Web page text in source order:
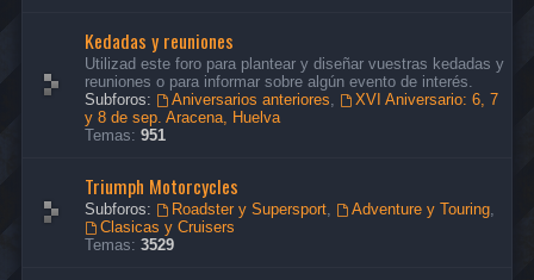
Kedadas y reuniones
Utilizad este foro para plantear y diseñar vuestras kedadas y
reuniones o para informar sobre algún evento de interés.
Subforos:
Aniversarios anteriores,
XVI Aniversario: 6, 7
y 8 de sep. Aracena, Huelva
Temas: 951
Triumph Motorcycles
Subforos: Roadster y Supersport, Adventure y Touring,
Clasicas y Cruisers
Temas: 3529